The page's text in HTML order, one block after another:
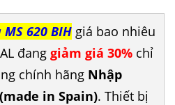
620 BIH giá bao nhiêu
đang giảm giá 30% chỉ
chính hãng Nhập
in Spain). Thiết bị